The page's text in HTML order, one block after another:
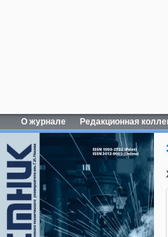
О журнале Редакционная